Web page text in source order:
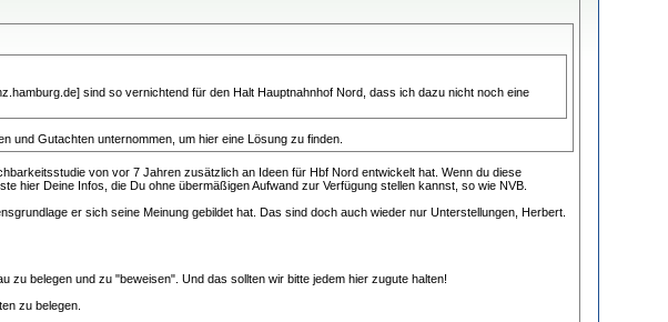
sind so vernichtend für den Halt Hauptnahnhof Nord, dass ich dazu nicht noch eine
und Gutachten unternommen, um hier eine Lösung zu finden.
von vor 7 Jahren zusätzlich an Ideen für Hbf Nord entwickelt hat. Wenn du diese
hier Deine Infos, die Du ohne übermäßigen Aufwand zur Verfügung stellen kannst, so wie NVB.
er sich seine Meinung gebildet hat. Das sind doch auch wieder nur Unterstellungen, Herbert.
zu belegen und zu "beweisen". Und das sollten wir bitte jedem hier zugute halten!
zu belegen.